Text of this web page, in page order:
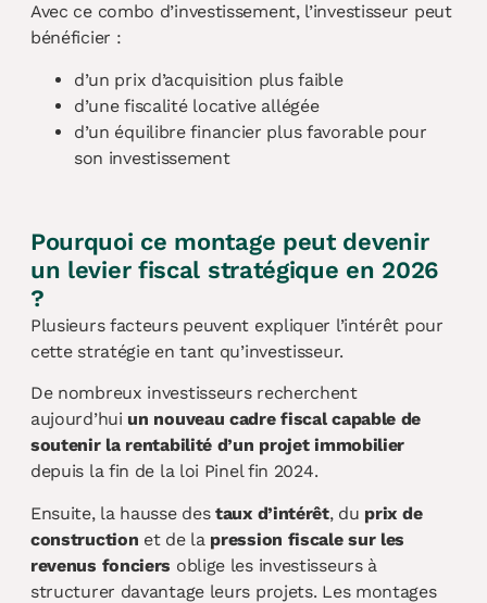
Avec ce combo d’investissement, l’investisseur peut
bénéficier :
d’un prix d’acquisition plus faible
d’une fiscalité locative allégée
d’un équilibre financier plus favorable pour
son investissement
Pourquoi ce montage peut devenir
un levier fiscal stratégique en 2026
?
Plusieurs facteurs peuvent expliquer l’intérêt pour
cette stratégie en tant qu’investisseur.
De nombreux investisseurs recherchent
aujourd’hui un nouveau cadre fiscal capable de
soutenir la rentabilité d’un projet immobilier
depuis la fin de la loi Pinel fin 2024.
Ensuite, la hausse destaux d’intérêt, du prix de
construction et de la pression fiscale sur les
revenus fonciers oblige les investisseurs à
structurer davantage leurs projets. Les montages